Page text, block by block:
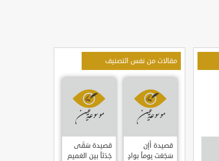
مقالات من نفس التصنيف
قصيدة أإن
سَجَعَت يوماً بوادٍ
قصيدة سَقَى
جَدَثاً بين الغميم